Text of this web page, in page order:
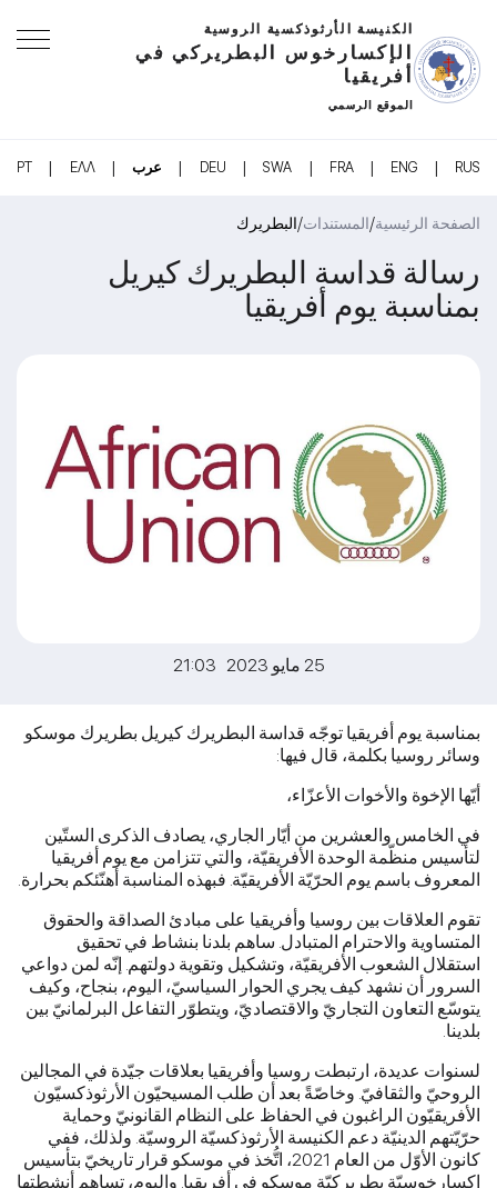
الكنيسة الأرثوذكسية الروسية
الإكسارخوس البطريركي في
أفريقيا
الموقع الرسمي
RUS
|
ENG
|
FRA
|
SWA
|
DEU
| عرب |
ΕΛΛ
|
PT
الصفحة الرئيسية/المستندات/البطريرك
رسالة قداسة البطريرك كيريل
بمناسبة يوم أفريقيا
25 مايو 2023 21:03
بمناسبة يوم أفريقيا توجّه قداسة البطريرك كيريل بطريرك موسكو
وسائر روسيا بكلمة، قال فيها:
أيّها الإخوة والأخوات الأعزّاء،
في الخامس والعشرين من أيّار الجاري، يصادف الذكرى الستّين
لتأسيس منظّمة الوحدة الأفريقيّة، والتي تتزامن مع يوم أفريقيا
المعروف باسم يوم الحرّيّة الأفريقيّة. فبهذه المناسبة أهنّئكم بحرارة.
تقوم العلاقات بين روسيا وأفريقيا على مبادئ الصداقة والحقوق
المتساوية والاحترام المتبادل. ساهم بلدنا بنشاط في تحقيق
استقلال الشعوب الأفريقيّة، وتشكيل وتقوية دولتهم. إنّه لمن دواعي
السرور أن نشهد كيف يجري الحوار السياسيّ، اليوم، بنجاح، وكيف
يتوسّع التعاون التجاريّ والاقتصاديّ، ويتطوّر التفاعل البرلمانيّ بين
بلدينا.
لسنوات عديدة، ارتبطت روسيا وأفريقيا بعلاقات جيّدة في المجالين
الروحيّ والثقافيّ. وخاصّةً بعد أن طلب المسيحيّون الأرثوذكسيّون
الأفريقيّون الراغبون في الحفاظ على النظام القانونيّ وحماية
حرّيّتهم الدينيّة دعم الكنيسة الأرثوذكسيّة الروسيّة. ولذلك، ففي
كانون الأوّل من العام 2021، اتُّخذ في موسكو قرار تاريخيّ بتأسيس
إكسارخوسيّة بطريركيّة موسكو في أفريقيا. واليوم، تساهم أنشطتها